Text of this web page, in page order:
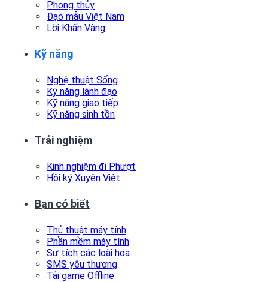
Phong thủy
Đạo mẫu Việt Nam
Lời Khấn Vàng
Kỹ năng
Nghệ thuật Sống
Kỹ năng lãnh đạo
Kỹ năng giao tiếp
Kỹ năng sinh tồn
Trải nghiệm
Kinh nghiệm đi Phượt
Hồi ký Xuyên Việt
Bạn có biết
Thủ thuật máy tính
Phần mềm máy tính
Sự tích các loài hoa
SMS yêu thương
Tải game Offline